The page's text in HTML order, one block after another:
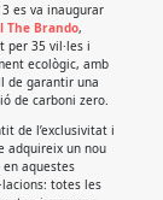
es va inaugurar
The Brando,
per 35 vil·les i
ecològic, amb
de garantir una
de carboni zero.
de l’exclusivitat i
adquireix un nou
aquestes
totes les